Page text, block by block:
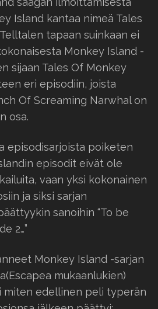
Island kantaa nimeä Tales
tapaan suinkaan ei
Monkey Island -
sijaan Tales Of Monkey
eri episodiin, joista
Of Screaming Narwhal on
osa.
episodisarjoista poiketen
episodit eivät ole
vaan yksi kokonainen
ja siksi sarjan
sanoihin “To be
2…”
Monkey Island -sarjan
mukaanlukien)
miten edellinen peli typerän